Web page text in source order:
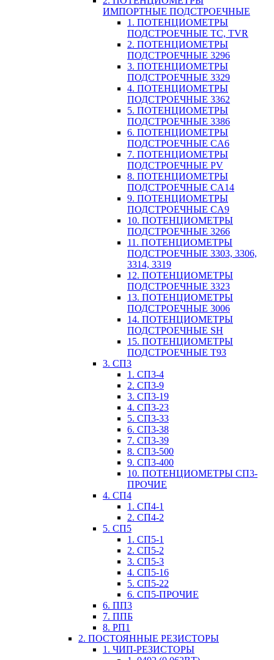
ИМПОРТНЫЕ ПОДСТРОЕЧНЫЕ
1. ПОТЕНЦИОМЕТРЫ
ПОДСТРОЕЧНЫЕ TC, TVR
2. ПОТЕНЦИОМЕТРЫ
ПОДСТРОЕЧНЫЕ 3296
3. ПОТЕНЦИОМЕТРЫ
ПОДСТРОЕЧНЫЕ 3329
4. ПОТЕНЦИОМЕТРЫ
ПОДСТРОЕЧНЫЕ 3362
5. ПОТЕНЦИОМЕТРЫ
ПОДСТРОЕЧНЫЕ 3386
6. ПОТЕНЦИОМЕТРЫ
ПОДСТРОЕЧНЫЕ CA6
7. ПОТЕНЦИОМЕТРЫ
ПОДСТРОЕЧНЫЕ PV
8. ПОТЕНЦИОМЕТРЫ
ПОДСТРОЕЧНЫЕ CA14
9. ПОТЕНЦИОМЕТРЫ
ПОДСТРОЕЧНЫЕ CA9
10. ПОТЕНЦИОМЕТРЫ
ПОДСТРОЕЧНЫЕ 3266
11. ПОТЕНЦИОМЕТРЫ
ПОДСТРОЕЧНЫЕ 3303, 3306,
3314, 3319
12. ПОТЕНЦИОМЕТРЫ
ПОДСТРОЕЧНЫЕ 3323
13. ПОТЕНЦИОМЕТРЫ
ПОДСТРОЕЧНЫЕ 3006
14. ПОТЕНЦИОМЕТРЫ
ПОДСТРОЕЧНЫЕ SH
15. ПОТЕНЦИОМЕТРЫ
ПОДСТРОЕЧНЫЕ Т93
3. СП3
1. СП3-4
2. СП3-9
3. СП3-19
4. СП3-23
5. СП3-33
6. СП3-38
7. СП3-39
8. СП3-500
9. СП3-400
10. ПОТЕНЦИОМЕТРЫ СП3-
ПРОЧИЕ
4. СП4
1. СП4-1
2. СП4-2
5. СП5
1. СП5-1
2. СП5-2
3. СП5-3
4. СП5-16
5. СП5-22
6. СП5-ПРОЧИЕ
6. ПП3
7. ППБ
8. РП1
2. ПОСТОЯННЫЕ РЕЗИСТОРЫ
1. ЧИП-РЕЗИСТОРЫ